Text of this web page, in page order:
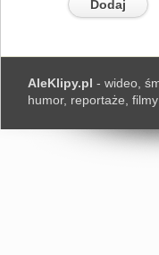
AleKlipy.pl - wideo,
humor, reportaże,